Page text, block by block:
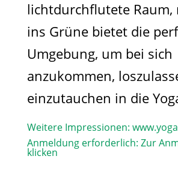
lichtdurchflutete Raum,
ins Grüne bietet die
Umgebung, um bei sich
anzukommen,
einzutauchen in die
Weitere Impressionen:
Anmeldung erforderlich: Zur
klicken